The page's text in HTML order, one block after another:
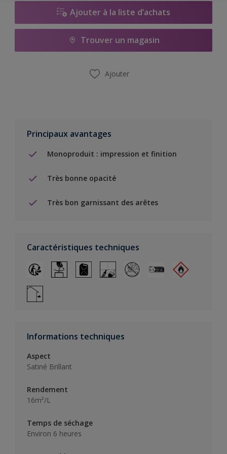
Ajouter à la liste d’achats
Trouver un magasin
Ajouter
Principaux avantages
Monoproduit : impression et finition
Très bonne opacité
Très bon garnissant des arêtes
Caractéristiques techniques
Informations techniques
Aspect
Satiné Brillant
Rendement
16m²/L
Temps de séchage
Environ 6 heures